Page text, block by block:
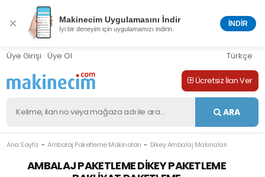
× Makinecim Uygulamasını İndir
İyi bir deneyim için uygulamamızı indirin.
İNDİR
Üye Girişi Üye Ol Türkçe
Ücretsiz İlan Ver
ARA
Ana Sayfa Ambalaj Paketleme Makinaları
Dikey Ambalaj Makinaları
AMBALAJ PAKETLEME DIKEY PAKETLEME